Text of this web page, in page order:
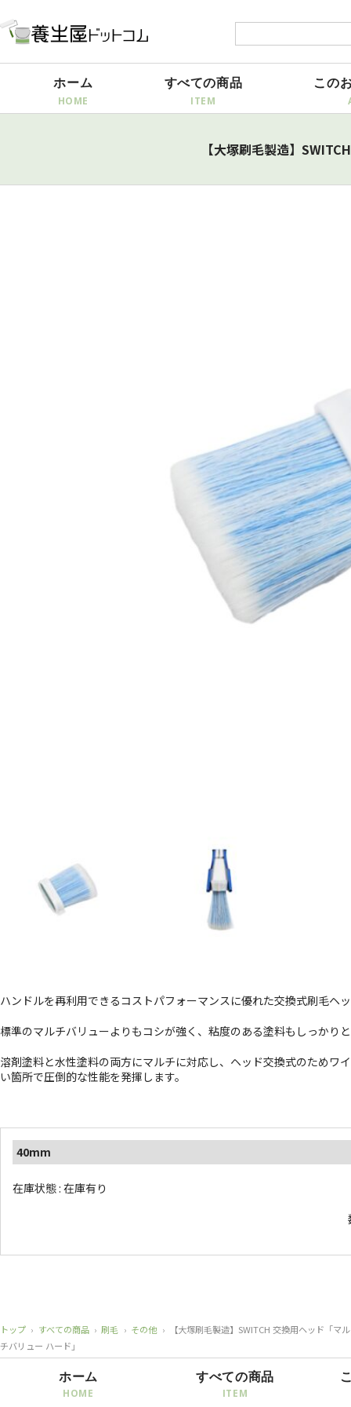
ホーム すべての商品 この
【大塚刷毛製造】
ハンドルを再利用できるコストパフォーマンスに優れた交換式刷毛ヘ
標準のマルチバリューよりもコシが強く、粘度のある塗料もしっかり
溶剤塗料と水性塗料の両方にマルチに対応し、ヘッド交換式のためワ
い箇所で圧倒的な性能を発揮します。
40mm
在庫状態 : 在庫有り
トップ › すべての商品 › 刷毛 › その他 ›
【大塚刷毛製造】SWITCH 交換用ヘッド「マル
チバリュー ハード」
ホーム すべての商品